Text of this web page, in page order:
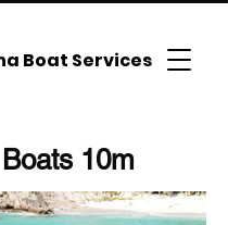
Boat Services
10m